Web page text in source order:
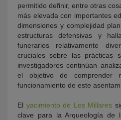
permitido definir, entre otras
más elevada con importantes
dimensiones y complejidad
estructuras defensivas y
funerarios relativamente
cruciales sobre las prácticas
investigadores continúan
el objetivo de comprender
funcionamiento de este
El yacimiento de Los Millares
clave para la Arqueología de